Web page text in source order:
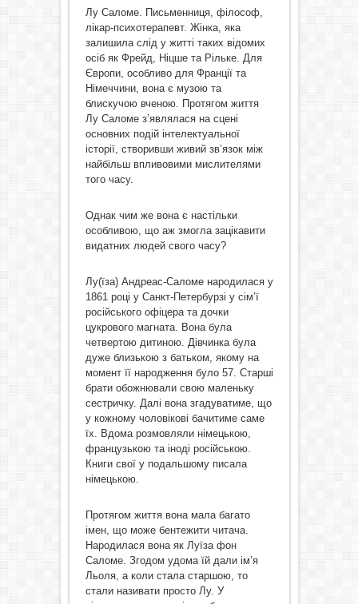
Лу Саломе. Письменниця, філософ,
лікар-психотерапевт. Жінка, яка
залишила слід у житті таких відомих
осіб як Фрейд, Ніцше та Рільке. Для
Європи, особливо для Франції та
Німеччини, вона є музою та
блискучою вченою. Протягом життя
Лу Саломе з’являлася на сцені
основних подій інтелектуальної
історії, створивши живий зв’язок між
найбільш впливовими мислителями
того часу.
Однак чим же вона є настільки
особливою, що аж змогла зацікавити
видатних людей свого часу?
Лу(їза) Андреас-Саломе народилася у
1861 році у Санкт-Петербурзі у сім’ї
російського офіцера та дочки
цукрового магната. Вона була
четвертою дитиною. Дівчинка була
дуже близькою з батьком, якому на
момент її народження було 57. Старші
брати обожнювали свою маленьку
сестричку. Далі вона згадуватиме, що
у кожному чоловікові бачитиме саме
їх. Вдома розмовляли німецькою,
французькою та іноді російською.
Книги свої у подальшому писала
німецькою.
Протягом життя вона мала багато
імен, що може бентежити читача.
Народилася вона як Луїза фон
Саломе. Згодом удома їй дали ім’я
Льоля, а коли стала старшою, то
стали називати просто Лу. У